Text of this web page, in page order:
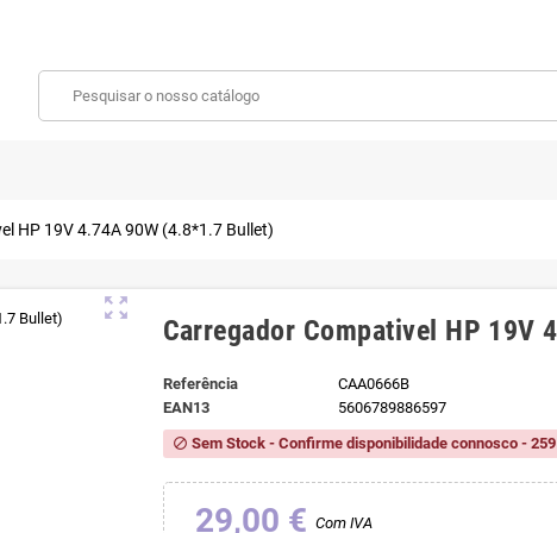
HP 19V 4.74A 90W (4.8*1.7 Bullet)
zoom_out_map
Carregador Compativel HP 19V
Referência
CAA0666B
EAN13
5606789886597
block Sem Stock - Confirme disponibilidade connosco -
29,00 € Com IVA